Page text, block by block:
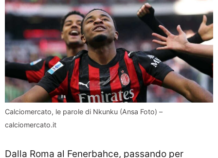
Calciomercato, le parole di Nkunku (Ansa Foto) –
calciomercato.it
Dalla Roma al Fenerbahce, passando per